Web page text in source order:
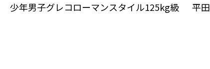
少年男子グレコローマンスタイル125kg級 平